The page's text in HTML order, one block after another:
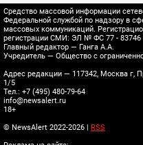
Средство массовой информации
Федеральной службой по надзору в
массовых коммуникаций.
регистрации СМИ: ЭЛ № ФС 77 - 83746
Главный редактор — Ганга А.А.
Учредитель — Общество с
Адрес редакции — 117342, Москва г,
1/5
Тел.: +7 (495) 480-79-64
info@newsalert.ru
18+
© NewsAlert 2022-2026 | RSS